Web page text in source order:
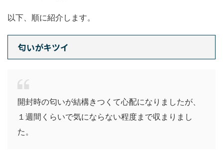
以下、順に紹介します。
匂いがキツイ
開封時の匂いが結構きつくて心配になりましたが、
１週間くらいで気にならない程度まで収まりまし
た。